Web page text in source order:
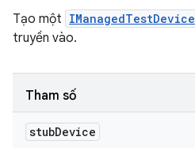
Tạo một IManagedTestDevice
truyền vào.
Tham số
stubDevice